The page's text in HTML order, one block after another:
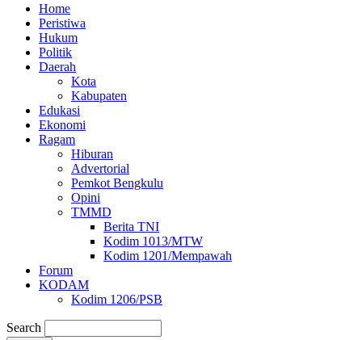
Home
Peristiwa
Hukum
Politik
Daerah
Kota
Kabupaten
Edukasi
Ekonomi
Ragam
Hiburan
Advertorial
Pemkot Bengkulu
Opini
TMMD
Berita TNI
Kodim 1013/MTW
Kodim 1201/Mempawah
Forum
KODAM
Kodim 1206/PSB
Search